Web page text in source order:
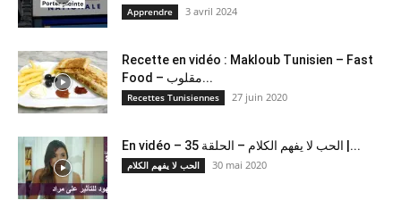
Apprendre 3 avril 2024
Recette en vidéo : Makloub Tunisien – Fast
Food – مقلوب...
Recettes Tunisiennes 27 juin 2020
En vidéo – الحب لا يفهم الكلام – الحلقة 35 |...
الحب لا يفهم الكلام 30 mai 2020